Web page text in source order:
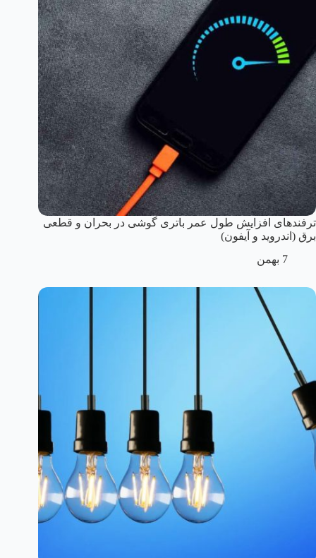
ترفندهای افزایش طول عمر باتری گوشی در بحران و قطعی
برق (اندروید و آیفون)
7 بهمن